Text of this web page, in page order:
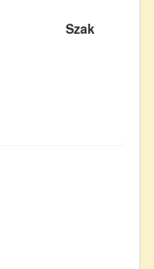
Szak